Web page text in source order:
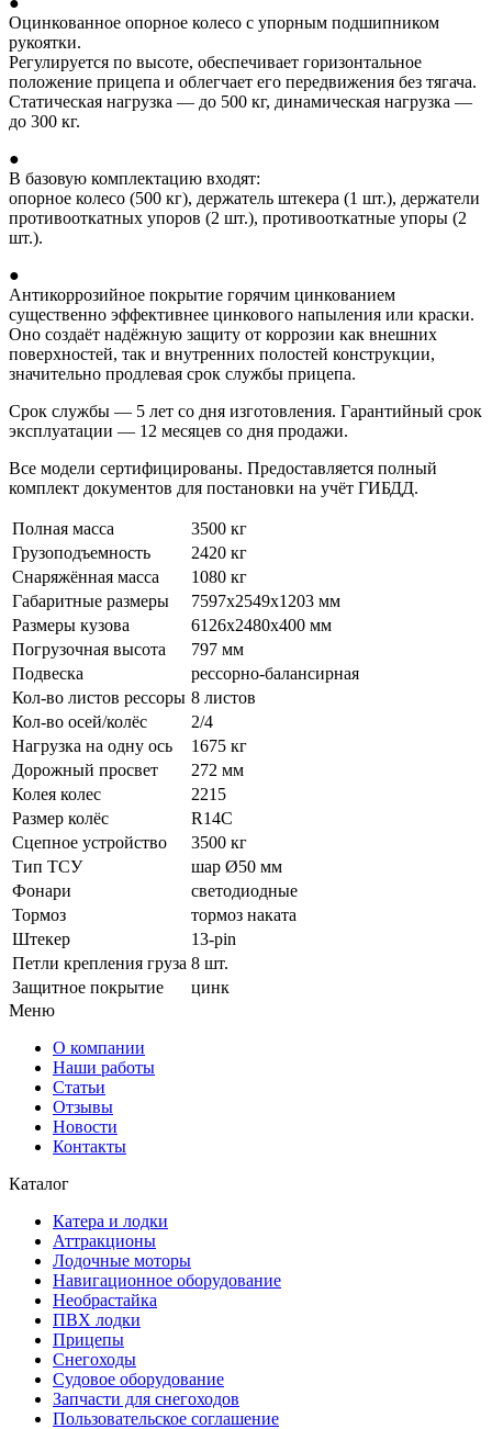
Оцинкованное опорное колесо с упорным подшипником
рукоятки.
Регулируется по высоте, обеспечивает горизонтальное
положение прицепа и облегчает его передвижения без тягача.
Статическая нагрузка — до 500 кг, динамическая нагрузка —
до 300 кг.
●
В базовую комплектацию входят:
опорное колесо (500 кг), держатель штекера (1 шт.), держатели
противооткатных упоров (2 шт.), противооткатные упоры (2
шт.).
●
Антикоррозийное покрытие горячим цинкованием
существенно эффективнее цинкового напыления или краски.
Оно создаёт надёжную защиту от коррозии как внешних
поверхностей, так и внутренних полостей конструкции,
значительно продлевая срок службы прицепа.
Срок службы — 5 лет со дня изготовления. Гарантийный срок
эксплуатации — 12 месяцев со дня продажи.
Все модели сертифицированы. Предоставляется полный
комплект документов для постановки на учёт ГИБДД.
Полная масса
3500 кг
Грузоподъемность
2420 кг
Снаряжённая масса
1080 кг
Габаритные размеры
7597х2549х1203 мм
Размеры кузова
6126х2480х400 мм
Погрузочная высота
797 мм
Подвеска
рессорно-балансирная
Кол-во листов рессоры 8 листов
Кол-во осей/колёс
2/4
Нагрузка на одну ось
1675 кг
Дорожный просвет
272 мм
Колея колес
2215
Размер колёс
R14C
Сцепное устройство
3500 кг
Тип ТСУ
шар Ø50 мм
Фонари
светодиодные
Тормоз
тормоз наката
Штекер
13-pin
Петли крепления груза 8 шт.
Защитное покрытие
цинк
Меню
О компании
Наши работы
Статьи
Отзывы
Новости
Контакты
Каталог
Катера и лодки
Аттракционы
Лодочные моторы
Навигационное оборудование
Необрастайка
ПВХ лодки
Прицепы
Снегоходы
Судовое оборудование
Запчасти для снегоходов
Пользовательское соглашение